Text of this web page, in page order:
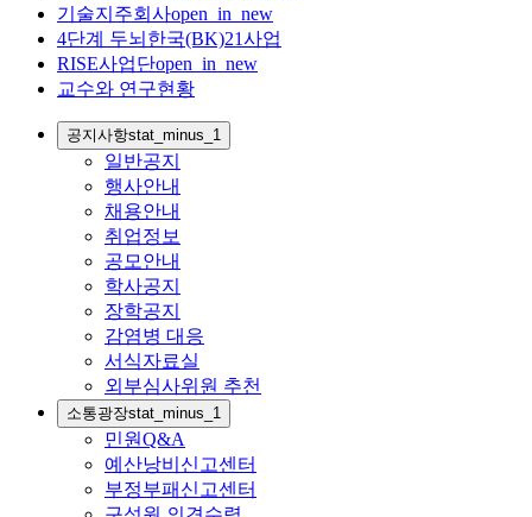
기술지주회사open_in_new
4단계 두뇌한국(BK)21사업
RISE사업단open_in_new
교수와 연구현황
공지사항stat_minus_1
일반공지
행사안내
채용안내
취업정보
공모안내
학사공지
장학공지
감염병 대응
서식자료실
외부심사위원 추천
소통광장stat_minus_1
민원Q&A
예산낭비신고센터
부정부패신고센터